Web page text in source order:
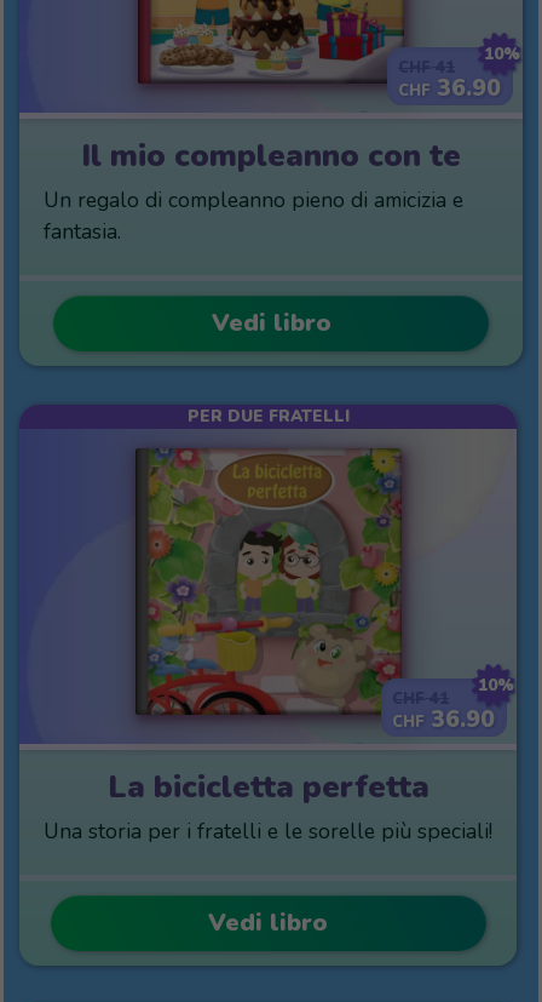
10%
CHF 36.90
Il mio compleanno con te
Un regalo di compleanno pieno di amicizia e
fantasia.
Vedi libro
10%
CHF 36.90
PER DUE FRATELLI
La bicicletta perfetta
Una storia per i fratelli e le sorelle più speciali!
Vedi libro